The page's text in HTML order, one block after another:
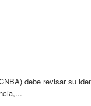
debe revisar su